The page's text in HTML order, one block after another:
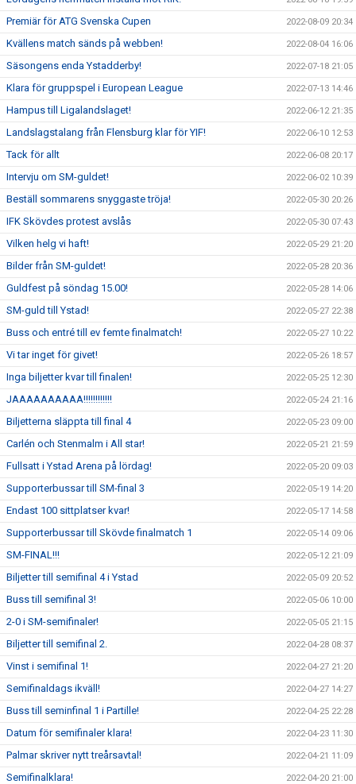
Premiär för ATG Svenska Cupen 2022-08-09 20:34
Kvällens match sänds på webben! 2022-08-04 16:06
Säsongens enda Ystadderby! 2022-07-18 21:05
Klara för gruppspel i European League 2022-07-13 14:46
Hampus till Ligalandslaget! 2022-06-12 21:35
Landslagstalang från Flensburg klar för YIF! 2022-06-10 12:53
Tack för allt 2022-06-08 20:17
Intervju om SM-guldet! 2022-06-02 10:39
Beställ sommarens snyggaste tröja! 2022-05-30 20:26
IFK Skövdes protest avslås 2022-05-30 07:43
Vilken helg vi haft! 2022-05-29 21:20
Bilder från SM-guldet! 2022-05-28 20:36
Guldfest på söndag 15.00! 2022-05-28 14:06
SM-guld till Ystad! 2022-05-27 22:38
Buss och entré till ev femte finalmatch! 2022-05-27 10:22
Vi tar inget för givet! 2022-05-26 18:57
Inga biljetter kvar till finalen! 2022-05-25 12:30
JAAAAAAAAAA!!!!!!!!!!!! 2022-05-24 21:16
Biljetterna släppta till final 4 2022-05-23 09:00
Carlén och Stenmalm i All star! 2022-05-21 21:59
Fullsatt i Ystad Arena på lördag! 2022-05-20 09:03
Supporterbussar till SM-final 3 2022-05-19 14:20
Endast 100 sittplatser kvar! 2022-05-17 14:58
Supporterbussar till Skövde finalmatch 1 2022-05-14 09:06
SM-FINAL!!! 2022-05-12 21:09
Biljetter till semifinal 4 i Ystad 2022-05-09 20:52
Buss till semifinal 3! 2022-05-06 10:00
2-0 i SM-semifinaler! 2022-05-05 21:15
Biljetter till semifinal 2. 2022-04-28 08:37
Vinst i semifinal 1! 2022-04-27 21:20
Semifinaldags ikväll! 2022-04-27 14:27
Buss till seminfinal 1 i Partille! 2022-04-25 22:28
Datum för semifinaler klara! 2022-04-23 11:30
Palmar skriver nytt treårsavtal! 2022-04-21 11:09
Semifinalklara! 2022-04-20 21:00